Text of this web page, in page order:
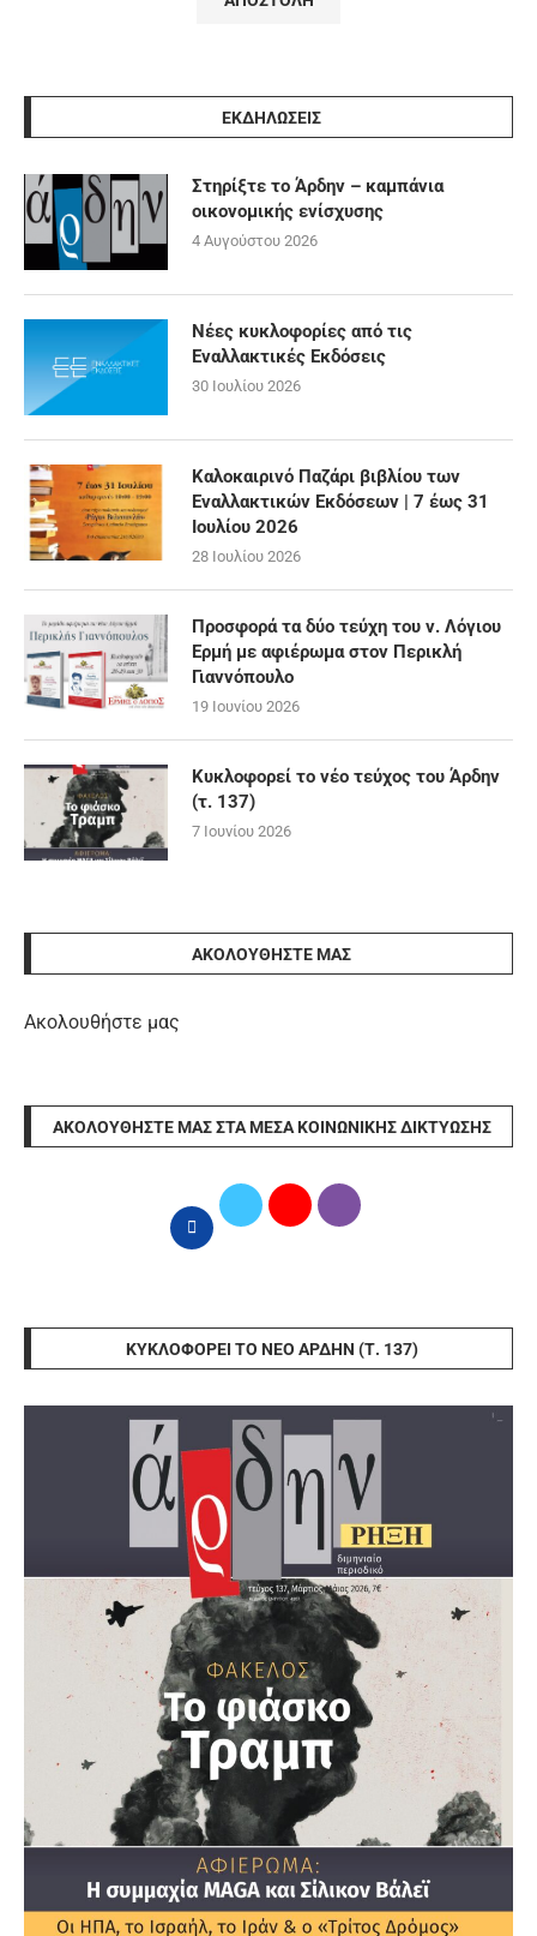
ΕΚΔΗΛΩΣΕΙΣ
Στηρίξτε το Άρδην – καμπάνια
οικονομικής ενίσχυσης
4 Αυγούστου 2026
Νέες κυκλοφορίες από τις
Εναλλακτικές Εκδόσεις
30 Ιουλίου 2026
Καλοκαιρινό Παζάρι βιβλίου των
Εναλλακτικών Εκδόσεων | 7 έως 31
Ιουλίου 2026
28 Ιουλίου 2026
Προσφορά τα δύο τεύχη του ν. Λόγιου
Ερμή με αφιέρωμα στον Περικλή
Γιαννόπουλο
19 Ιουνίου 2026
Κυκλοφορεί το νέο τεύχος του Άρδην
(τ. 137)
7 Ιουνίου 2026
ΑΚΟΛΟΥΘΉΣΤΕ ΜΑΣ
Ακολουθήστε μας
ΑΚΟΛΟΥΘΉΣΤΕ ΜΑΣ ΣΤΑ ΜΈΣΑ ΚΟΙΝΩΝΙΚΉΣ ΔΙΚΤΎΩΣΗΣ
ΚΥΚΛΟΦΟΡΕΊ ΤΟ ΝΈΟ ΆΡΔΗΝ (Τ. 137)